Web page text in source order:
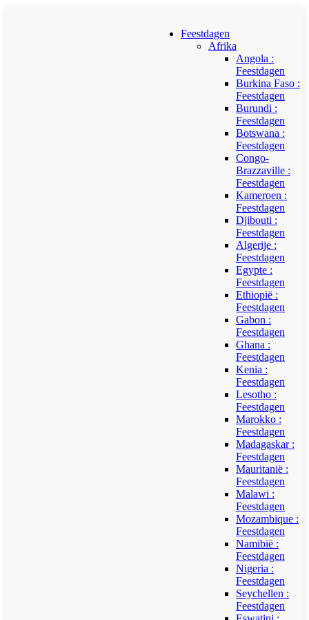
Feestdagen
Afrika
Angola :
Feestdagen
Burkina Faso :
Feestdagen
Burundi :
Feestdagen
Botswana :
Feestdagen
Congo-
Brazzaville :
Feestdagen
Kameroen :
Feestdagen
Djibouti :
Feestdagen
Algerije :
Feestdagen
Egypte :
Feestdagen
Ethiopië :
Feestdagen
Gabon :
Feestdagen
Ghana :
Feestdagen
Kenia :
Feestdagen
Lesotho :
Feestdagen
Marokko :
Feestdagen
Madagaskar :
Feestdagen
Mauritanië :
Feestdagen
Malawi :
Feestdagen
Mozambique :
Feestdagen
Namibië :
Feestdagen
Nigeria :
Feestdagen
Seychellen :
Feestdagen